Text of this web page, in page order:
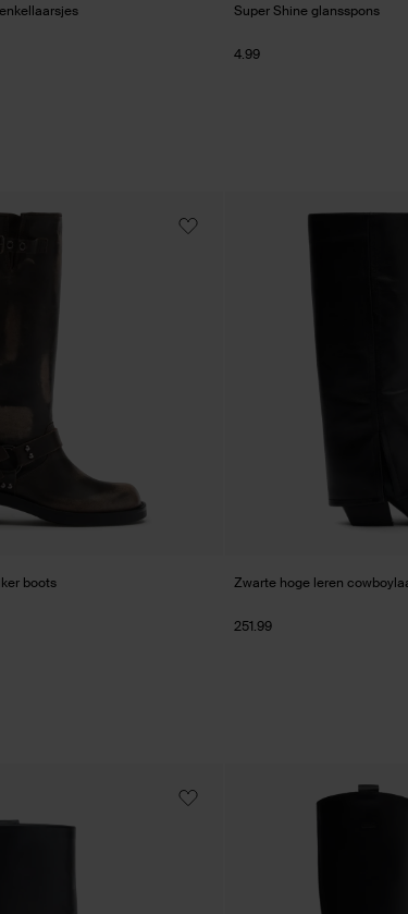
Super Shine glansspons
4.99
boots Zwarte hoge leren
251.99